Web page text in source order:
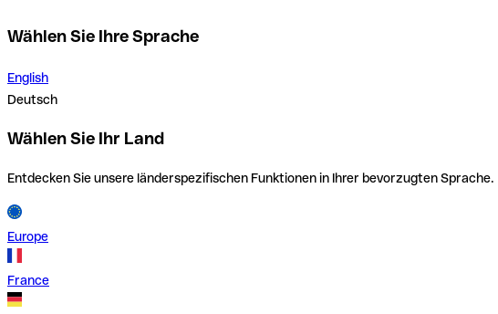
Wählen Sie Ihre Sprache
English
Deutsch
Wählen Sie Ihr Land
Entdecken Sie unsere länderspezifischen Funktionen in Ihrer bevorzugten Sprache.
Europe
France